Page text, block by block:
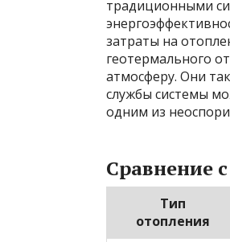
традиционными
затраты на
геотермального
атмосферу. Они
службы системы
одним из
Сравнение
Тип
отопления